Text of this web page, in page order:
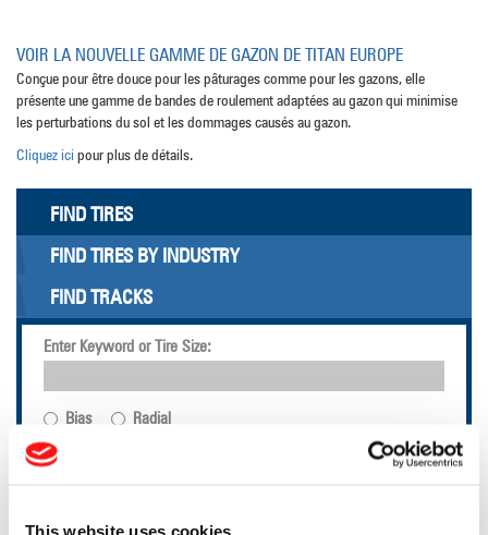
This website uses cookies
VOIR LA NOUVELLE GAMME DE GAZON DE TITAN EUROPE
Conçue pour être douce pour les pâturages comme pour les gazons, elle
présente une gamme de bandes de roulement adaptées au gazon qui minimise
les perturbations du sol et les dommages causés au gazon.
Cliquez ici pour plus de détails.
FIND TIRES
FIND TIRES BY INDUSTRY
FIND TRACKS
Enter Keyword or Tire Size:
Bias Radial
FIND TIRES
TECHNOLOGIE LSW